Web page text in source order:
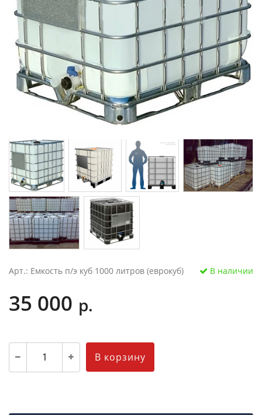
Арт.: Емкость п/э куб 1000 литров (еврокуб) В наличии
35 000 р.
В корзину